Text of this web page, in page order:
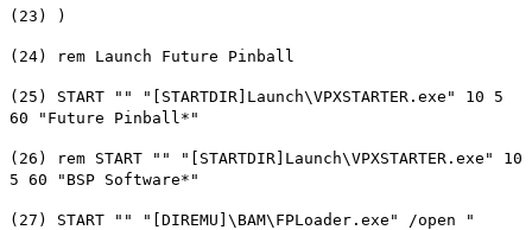
(23) )
(24) rem Launch Future Pinball
(25) START "" "[STARTDIR]Launch\VPXSTARTER.exe" 10 5
60 "Future Pinball*"
(26) rem START "" "[STARTDIR]Launch\VPXSTARTER.exe" 10
5 60 "BSP Software*"
(27) START "" "[DIREMU]\BAM\FPLoader.exe" /open "